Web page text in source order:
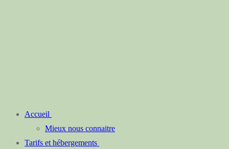
Accueil
Mieux nous connaitre
Tarifs et hébergements